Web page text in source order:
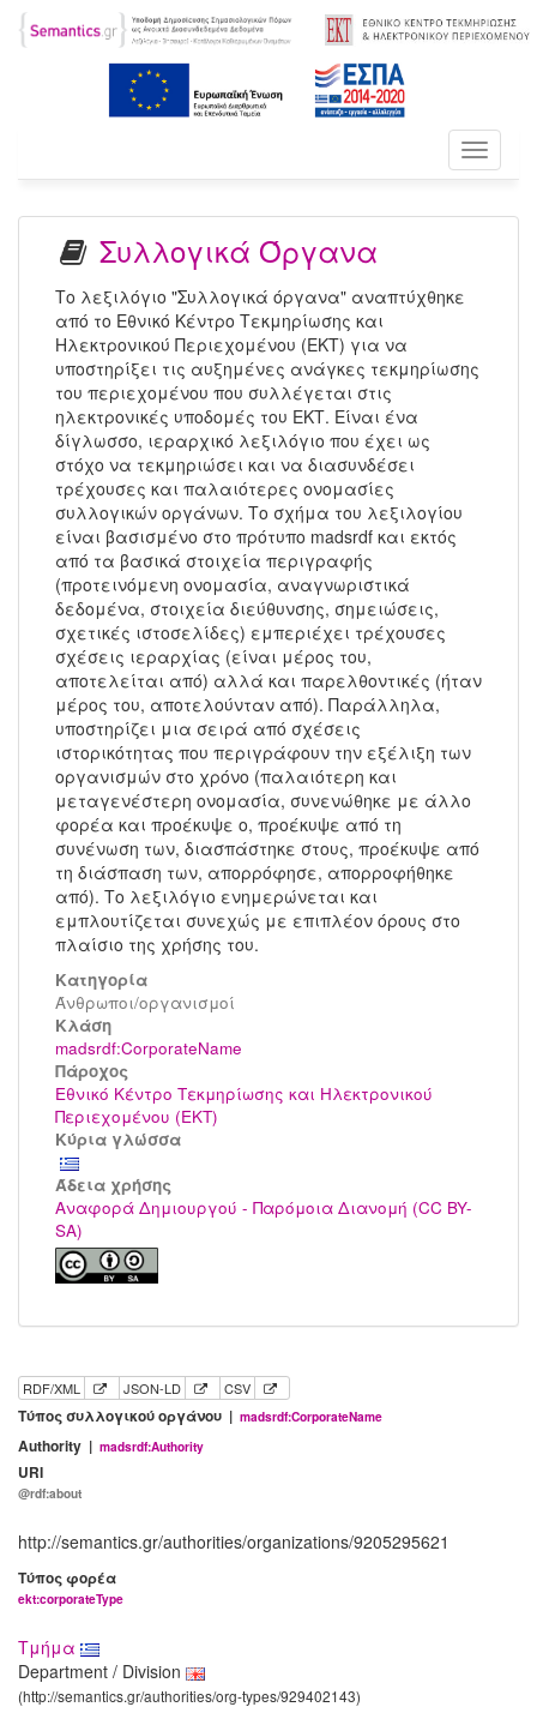
Toggle
Συλλογικά Όργανα
Το λεξιλόγιο "Συλλογικά όργανα" αναπτύχθηκε
από το Εθνικό Κέντρο Τεκμηρίωσης και
Ηλεκτρονικού Περιεχομένου (ΕΚΤ) για να
υποστηρίξει τις αυξημένες ανάγκες τεκμηρίωσης
του περιεχομένου που συλλέγεται στις
ηλεκτρονικές υποδομές του ΕΚΤ. Είναι ένα
δίγλωσσο, ιεραρχικό λεξιλόγιο που έχει ως
στόχο να τεκμηριώσει και να διασυνδέσει
τρέχουσες και παλαιότερες ονομασίες
συλλογικών οργάνων. Το σχήμα του λεξιλογίου
είναι βασισμένο στο πρότυπο madsrdf και εκτός
από τα βασικά στοιχεία περιγραφής
(προτεινόμενη ονομασία, αναγνωριστικά
δεδομένα, στοιχεία διεύθυνσης, σημειώσεις,
σχετικές ιστοσελίδες) εμπεριέχει τρέχουσες
σχέσεις ιεραρχίας (είναι μέρος του,
αποτελείται από) αλλά και παρελθοντικές (ήταν
μέρος του, αποτελούνταν από). Παράλληλα,
υποστηρίζει μια σειρά από σχέσεις
ιστορικότητας που περιγράφουν την εξέλιξη των
οργανισμών στο χρόνο (παλαιότερη και
μεταγενέστερη ονομασία, συνενώθηκε με άλλο
φορέα και προέκυψε ο, προέκυψε από τη
συνένωση των, διασπάστηκε στους, προέκυψε από
τη διάσπαση των, απορρόφησε, απορροφήθηκε
από). Το λεξιλόγιο ενημερώνεται και
εμπλουτίζεται συνεχώς με επιπλέον όρους στο
πλαίσιο της χρήσης του.
Κατηγορία
Άνθρωποι/οργανισμοί
Kλάση
madsrdf:CorporateName
Πάροχος
Εθνικό Κέντρο Τεκμηρίωσης και Ηλεκτρονικού
Περιεχομένου (ΕΚΤ)
Κύρια γλώσσα
Άδεια χρήσης
Αναφορά Δημιουργού - Παρόμοια Διανομή (CC BY-
SA)
RDF/XML JSON-LD CSV
Τύπος συλλογικού οργάνου | madsrdf:CorporateName
Authority | madsrdf:Authority
URI
@rdf:about
http://semantics.gr/authorities/organizations/9205295621
Τύπος φορέα
ekt:corporateType
Τμήμα
Department / Division
(http://semantics.gr/authorities/org-types/929402143)